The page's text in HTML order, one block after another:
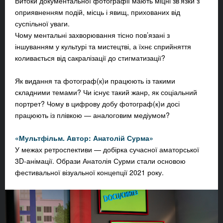
оприявненням подій, місць і явищ, прихованих від
суспільної уваги.
Чому ментальні захворювання тісно пов’язані з
іншуванням у культурі та мистецтві, а їхнє сприйняття
коливається від сакралізації до стигматизації?
Як видання та фотограф(к)и працюють із такими
складними темами? Чи існує такий жанр, як соціальний
портрет? Чому в цифрову добу фотограф(к)и досі
працюють із плівкою — аналоговим медіумом?
«Мультфільм. Автор: Анатолій Сурма»
​​У межах ретроспективи — добірка сучасної аматорської
3D-анімації. Образи Анатолія Сурми стали основою
фестивальної візуальної концепції 2021 року.